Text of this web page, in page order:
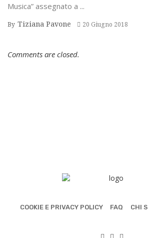
Musica” assegnato a ...
By Tiziana Pavone 20 Giugno 2018
Comments are closed.
COOKIE E PRIVACY POLICY FAQ CHI